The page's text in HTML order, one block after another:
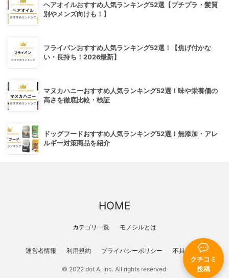
クチコミ
投稿
ヘアオイルおすすめ人気ランキング52選【プチプラ・髪質
別やメンズ向けも！】
フライパンおすすめ人気ランキング52選！【焦げ付かな
い・長持ち！2026最新】
マヌカハニーおすすめ人気ランキング52選！味や栄養価の
高さを徹底比較・検証
ドッグフードおすすめ人気ランキング52選！無添加・アレ
ルギー対策商品を紹介
HOME
カテゴリ一覧 モノシルとは
運営者情報 利用規約 プライバシーポリシー 不具合報告
© 2022 dot A, Inc. All rights reserved.